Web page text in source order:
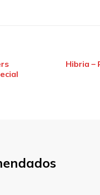
Hibria –